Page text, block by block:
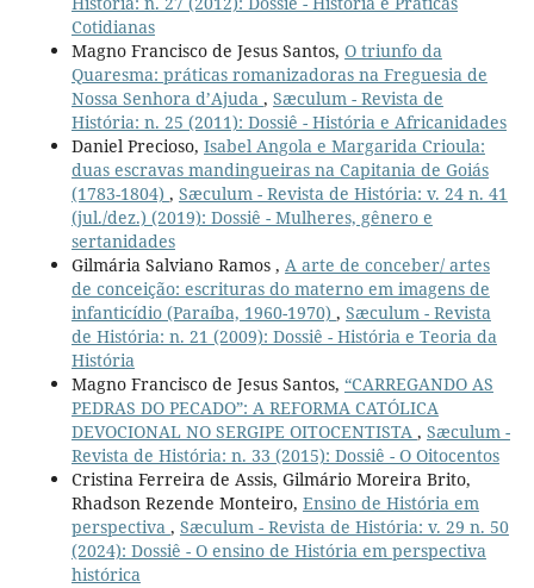
Cotidianas
Magno Francisco de Jesus Santos, O triunfo da
Quaresma: práticas romanizadoras na Freguesia de
Nossa Senhora d’Ajuda , Sæculum - Revista de
História: n. 25 (2011): Dossiê - História e Africanidades
Daniel Precioso, Isabel Angola e Margarida Crioula:
duas escravas mandingueiras na Capitania de Goiás
(1783-1804) , Sæculum - Revista de História: v. 24 n. 41
(jul./dez.) (2019): Dossiê - Mulheres, gênero e
sertanidades
Gilmária Salviano Ramos , A arte de conceber/ artes
de conceição: escrituras do materno em imagens de
infanticídio (Paraíba, 1960-1970) , Sæculum - Revista
de História: n. 21 (2009): Dossiê - História e Teoria da
História
Magno Francisco de Jesus Santos, “CARREGANDO AS
PEDRAS DO PECADO”: A REFORMA CATÓLICA
DEVOCIONAL NO SERGIPE OITOCENTISTA , Sæculum -
Revista de História: n. 33 (2015): Dossiê - O Oitocentos
Cristina Ferreira de Assis, Gilmário Moreira Brito,
Rhadson Rezende Monteiro, Ensino de História em
perspectiva , Sæculum - Revista de História: v. 29 n. 50
(2024): Dossiê - O ensino de História em perspectiva
histórica